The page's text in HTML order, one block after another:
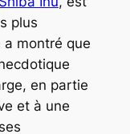
plus
a montré que
en partie
et à une